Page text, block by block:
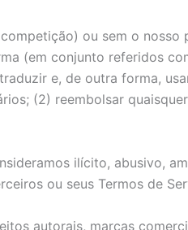
ou sem o nosso
(em conjunto referidos
e, de outra forma,
(2) reembolsar
ilícito, abusivo,
ou seus Termos de
autorais, marcas